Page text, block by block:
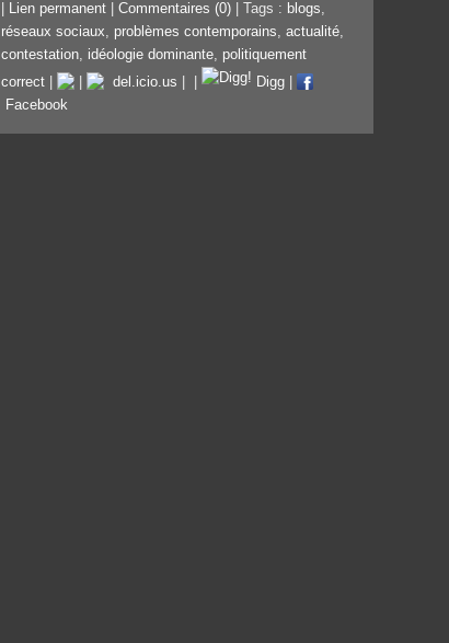
Lien permanent Commentaires (0) | Tags : blogs,
réseaux sociaux, problèmes contemporains, actualité,
contestation, idéologie dominante, politiquement
correct
del.icio.us Digg
Facebook